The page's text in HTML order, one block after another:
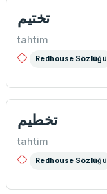
تختيم
tahtim
Redhouse Sözlüğü
تخطیم
tahtim
Redhouse Sözlüğü